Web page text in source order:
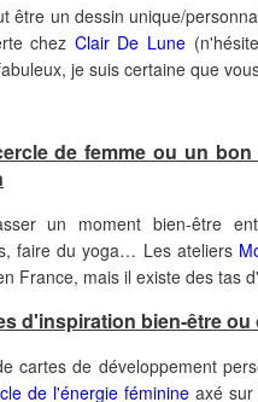
être un dessin unique/
chez Clair De Lune
je suis certaine que
de femme ou un
un moment bien-être
faire du yoga… Les ateliers
France, mais il existe des tas
d'inspiration bien-être ou
cartes de développement
de l'énergie féminineaxé sur